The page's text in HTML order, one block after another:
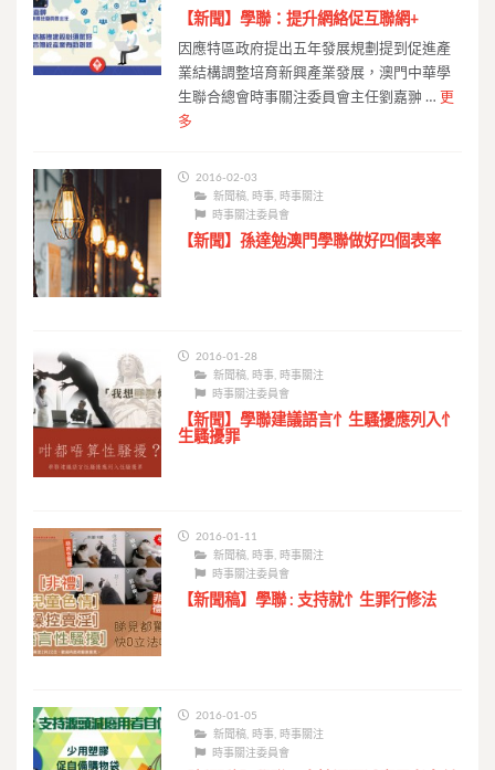
【新聞】學聯：提升網絡促互聯網+
因應特區政府提出五年發展規劃提到促進產
業結構調整培育新興產業發展，澳門中華學
生聯合總會時事關注委員會主任劉嘉翀 … 更
多
2016-02-03
新聞稿, 時事, 時事關注
時事關注委員會
【新聞】孫達勉澳門學聯做好四個表率
2016-01-28
新聞稿, 時事, 時事關注
時事關注委員會
【新聞】學聯建議語言忄生騷擾應列入忄
生騷擾罪
2016-01-11
新聞稿 時事 時事關注
時事關注委員會
【新聞稿】學聯 : 支持就忄生罪行修法
2016-01-05
新聞稿, 時事, 時事關注
時事關注委員會